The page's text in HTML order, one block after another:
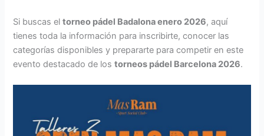
Si buscas eltorneo pádel Badalona enero 2026, aquí
tienes toda la información para inscribirte, conocer las
categorías disponibles y prepararte para competir en este
evento destacado de lostorneos pádel Barcelona 2026.